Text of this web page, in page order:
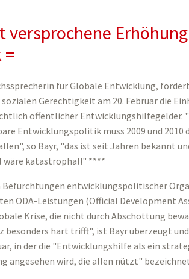
versprochene
für Globale Entwicklung,
Gerechtigkeit am 20. Februar die
öffentlicher Entwicklungshilfegelder.
Entwicklungspolitik muss 2009 und 2010
so Bayr, "das ist seit Jahren bekannt
wäre katastrophal!" ****
entwicklungspolitischer
ODA-Leistungen (Official Development
Krise, die nicht durch Abschottung
besonders hart trifft", ist Bayr überzeugt
in der die "Entwicklungshilfe als ein
angesehen wird, die allen nützt"